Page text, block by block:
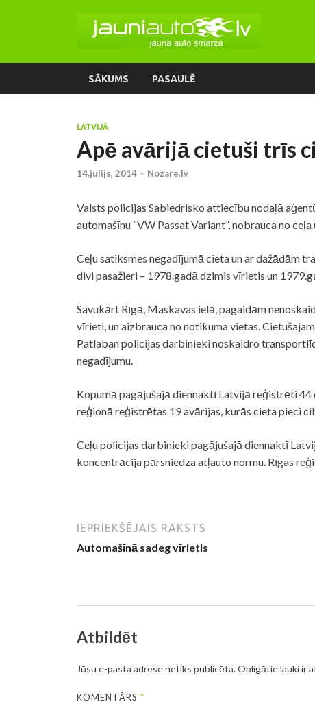
SĀKUMS PASAULĒ
LATVIJĀ
Apē avārijā cietuši trīs
14.jūlijs, 2014 - Nozare.lv
Valsts policijas Sabiedrisko attiecību nodaļā
automašīnu “VW Passat Variant”, nobrauca no
Ceļu satiksmes negadījumā cieta un ar dažādām
divi pasažieri – 1978.gadā dzimis vīrietis un
Savukārt Rīgā, Maskavas ielā, pagaidām
vīrieti, un aizbrauca no notikuma vietas.
Patlaban policijas darbinieki noskaidro
negadījumu.
Kopumā pagājušajā diennaktī Latvijā reģistrēti 44
reģionā reģistrētas 19avārijas, kurās cieta pieci
Ceļu policijas darbinieki pagājušajā diennaktī
koncentrācija pārsniedza atļauto normu. Rīgas
IEPRIEKŠĒJAIS RAKSTS
Automašīnā sadeg vīrietis
Atbildēt
Jūsu e-pasta adrese netiks publicēta.Obligātie lauki ir
KOMENTĀRS*